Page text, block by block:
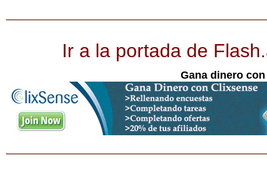
Ir a la portada de
Gana dinero con